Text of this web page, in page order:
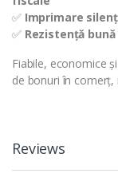
✅ Imprimare
✅ Rezistență
Fiabile, economice
de bonuri în comerț,
Reviews